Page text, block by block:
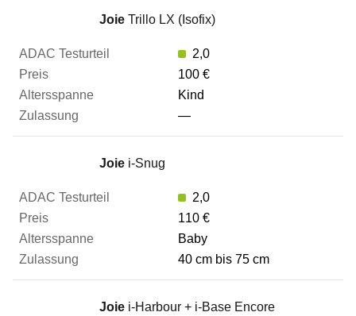
Joie Trillo LX (Isofix)
2,0
100 €
Kind
—
Joie i-Snug
2,0
110 €
Baby
40 cm bis 75 cm
Joie i-Harbour + i-Base Encore